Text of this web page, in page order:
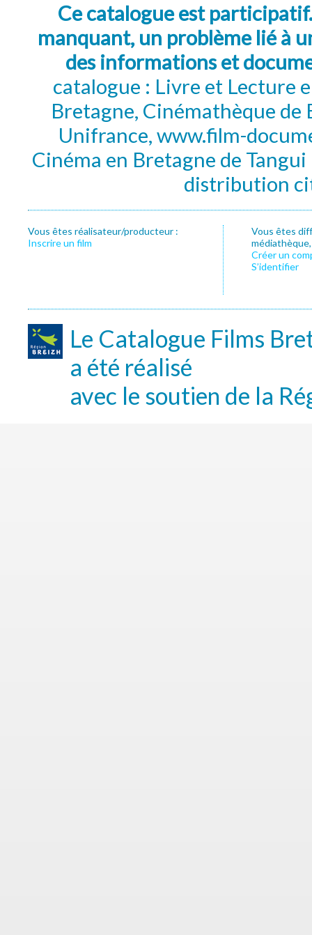
Ce catalogue est
manquant, un problème lié à
des informations et
catalogue : Livre et Lecture
Bretagne, Cinémathèque de
Unifrance, www.film-
Cinéma en Bretagne de
distribution
Vous êtes réalisateur/producteur :
Inscrire un film
Vous êtes
Créer un
S’identifier
Le Catalogue Films
a été réalisé
avec le soutien de la